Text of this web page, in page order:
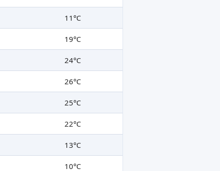
11°C
19°C
24°C
26°C
25°C
22°C
13°C
10°C